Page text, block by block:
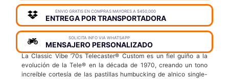
ENVIO GRATIS EN COMPRAS MAYORES A $450,000
ENTREGA POR TRANSPORTADORA
SOLICITA INFO VIA WHATSAPP
MENSAJERO PERSONALIZADO
La Classic Vibe ’70s Telecaster® Custom es un fiel guiño a la
evolución de la Tele® en la década de 1970, creando un tono
increíble cortesía de las pastillas humbucking de alnico single-